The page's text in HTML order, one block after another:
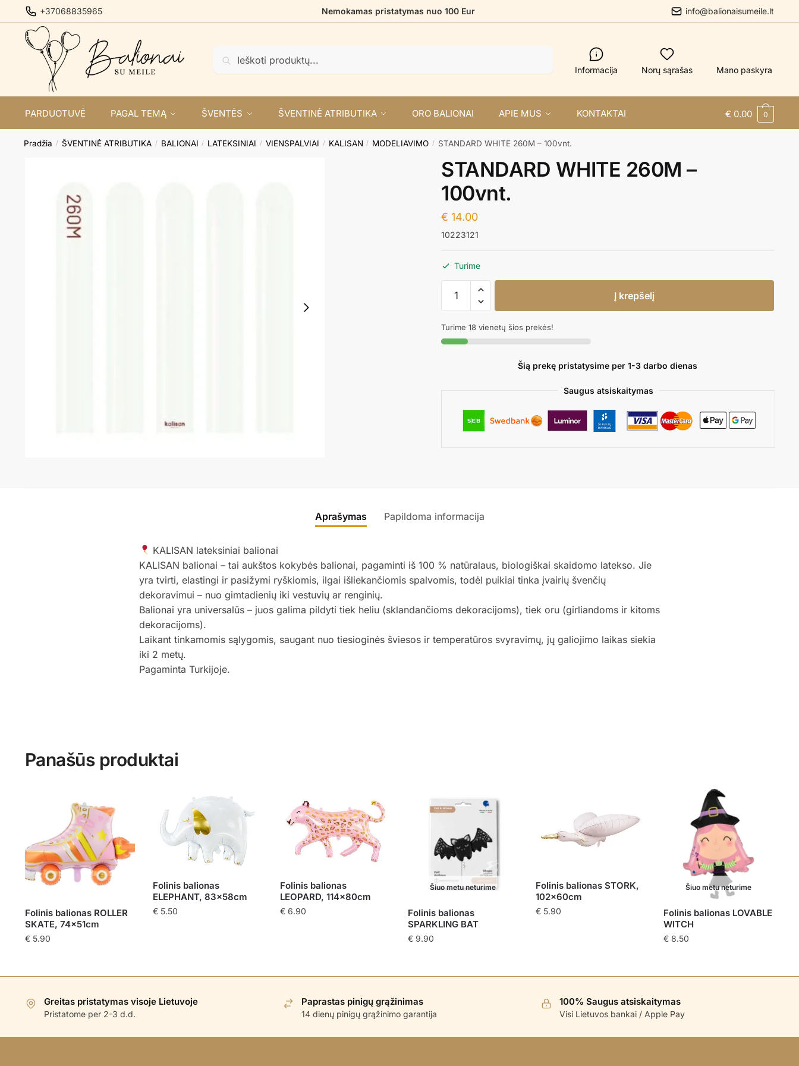
to
navigation
to
content
+37068835965 Nemokamas pristatymas nuo 100 Eur info@balionaisumeile.lt
Informacija Norų sąrašas Mano paskyra
PARDUOTUVĖ PAGAL TEMĄ ŠVENTĖS ŠVENTINĖ ATRIBUTIKA ORO BALIONAI APIE MUS KONTAKTAI € 0.00 0
Pradžia / ŠVENTINĖ ATRIBUTIKA / BALIONAI / LATEKSINIAI / VIENSPALVIAI / KALISAN / MODELIAVIMO / STANDARD WHITE 260M – 100vnt.
STANDARD WHITE 260M –
100vnt.
€ 14.00
10223121
Turime
produkto
kiekis:
WHITE
260M
Į krepšelį
Turime 18 vienetų šios prekės!
Šią prekę pristatysime per 1-3 darbo dienas
Saugus atsiskaitymas
Aprašymas Papildoma informacija
KALISAN lateksiniai balionai
KALISAN balionai – tai aukštos kokybės balionai, pagaminti iš 100 % natūralaus, biologiškai skaidomo latekso. Jie
yra tvirti, elastingi ir pasižymi ryškiomis, ilgai išliekančiomis spalvomis, todėl puikiai tinka įvairių švenčių
dekoravimui – nuo gimtadienių iki vestuvių ar renginių.
Balionai yra universalūs – juos galima pildyti tiek heliu (sklandančioms dekoracijoms), tiek oru (girliandoms ir kitoms
dekoracijoms).
Laikant tinkamomis sąlygomis, saugant nuo tiesioginės šviesos ir temperatūros svyravimų, jų galiojimo laikas siekia
iki 2 metų.
Pagaminta Turkijoje.
Panašūs produktai
Folinis balionas ROLLER
SKATE, 74x51cm
€5.90
Folinis balionas
ELEPHANT, 83x58cm
€5.50
Folinis balionas
LEOPARD, 114x80cm
€ 6.90
Šiuo metu neturime
Folinis balionas
SPARKLING BAT
€ 9.90
Folinis balionas STORK,
102x60cm
€ 5.90
Šiuo metu neturime
Folinis balionas LOVABLE
WITCH
€8.50
Greitas pristatymas visoje Lietuvoje
Pristatome per 2-3 d.d.
Paprastas pinigų grąžinimas
14 dienų pinigų grąžinimo garantija
100% Saugus atsiskaitymas
Visi Lietuvos bankai / Apple Pay